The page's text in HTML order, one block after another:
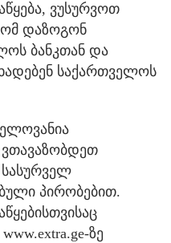
ვუსურვოთ
დაზოგონ
ბანკთან და
საქართველოს
პირობებით.
ზე